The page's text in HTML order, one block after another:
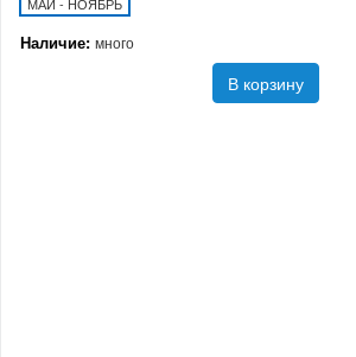
Наличие: много
В корзину